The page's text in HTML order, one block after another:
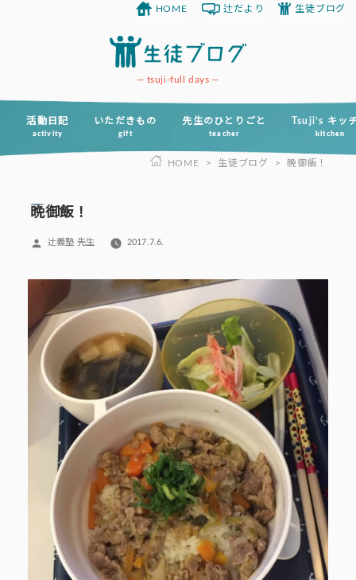
ツ
tsuji-full days
活動日記
activity
いただきもの
gift
先生のひとりごと
teacher
Tsuji’s キッ
kitchen
HOME 辻だより 生徒ブログ
HOME > 生徒ブログ > 晩御飯！
晩御飯！
投
辻義塾 先生 2017.7.6.